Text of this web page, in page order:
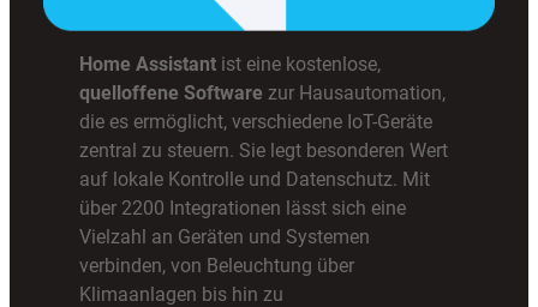
Home Assistant ist eine kostenlose,
quelloffene Software zur Hausautomation,
die es ermöglicht, verschiedene IoT-Geräte
zentral zu steuern. Sie legt besonderen Wert
auf lokale Kontrolle und Datenschutz. Mit
über 2200 Integrationen lässt sich eine
Vielzahl an Geräten und Systemen
verbinden, von Beleuchtung über
Klimaanlagen bis hin zu